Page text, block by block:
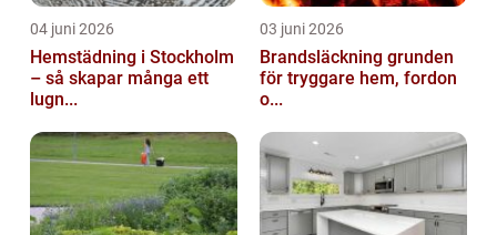
04 juni 2026
Hemstädning i Stockholm
– så skapar många ett
lugn...
03 juni 2026
Brandsläckning grunden
för tryggare hem, fordon
o...